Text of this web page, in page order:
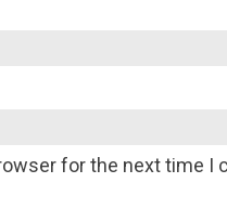
for the next time I